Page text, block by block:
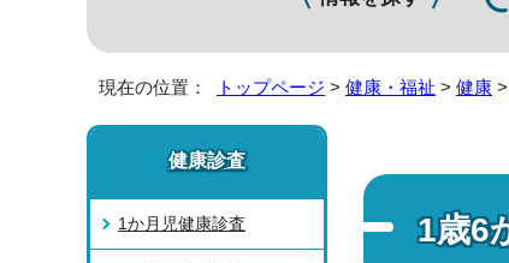
現在の位置： トップページ > 健康・福祉 > 健康 >
1歳6
健康診査
1か月児健康診査